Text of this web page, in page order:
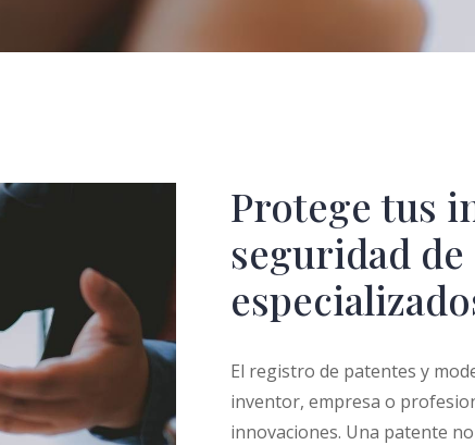
Protege tus
seguridad
El registro de patentes y
inventor, empresa o
innovaciones. Una patente